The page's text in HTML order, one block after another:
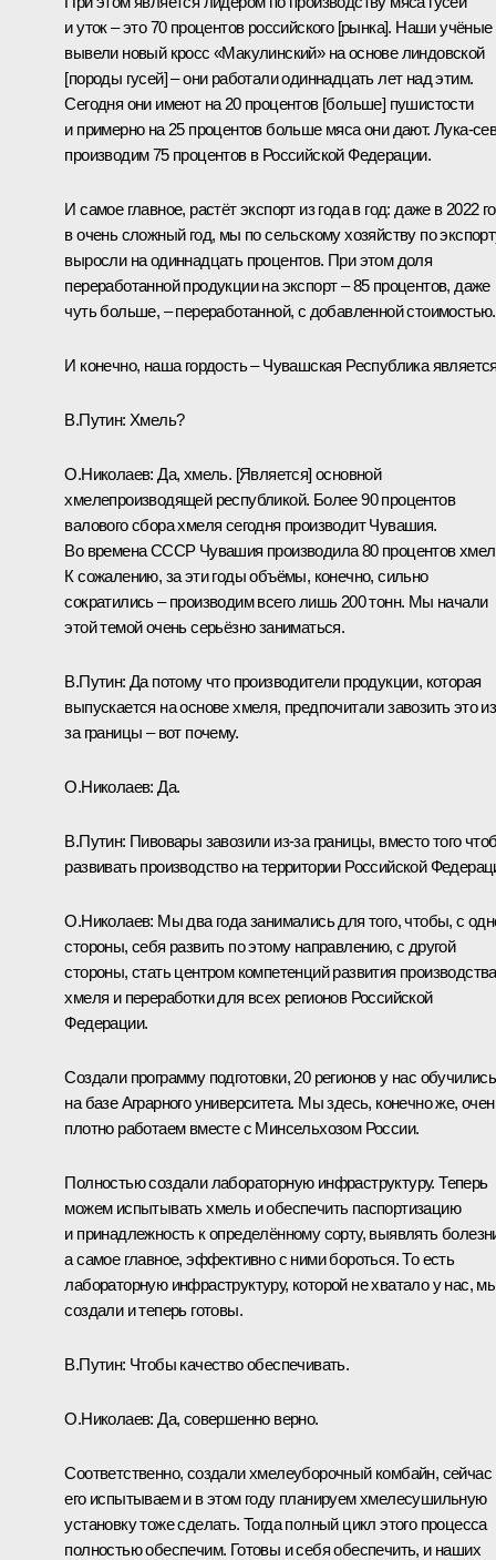
и уток – это 70 процентов российского [рынка]. Наши учёные
вывели новый кросс «Макулинский» на основе линдовской
[породы гусей] – они работали одиннадцать лет над этим.
Сегодня они имеют на 20 процентов [больше] пушистости
и примерно на 25 процентов больше мяса они дают. Лука-
производим 75 процентов в Российской Федерации.
И самое главное, растёт экспорт из года в год: даже в 2022
в очень сложный год, мы по сельскому хозяйству по
выросли на одиннадцать процентов. При этом доля
переработанной продукции на экспорт – 85 процентов, даже
чуть больше, – переработанной, с добавленной стоимостью.
И конечно, наша гордость – Чувашская Республика
В.Путин: Хмель?
О.Николаев: Да, хмель. [Является] основной
хмелепроизводящей республикой. Более 90 процентов
валового сбора хмеля сегодня производит Чувашия.
Во времена СССР Чувашия производила 80 процентов
К сожалению, за эти годы объёмы, конечно, сильно
сократились – производим всего лишь 200 тонн. Мы начали
этой темой очень серьёзно заниматься.
В.Путин: Да потому что производители продукции, которая
выпускается на основе хмеля, предпочитали завозить это
за границы – вот почему.
О.Николаев: Да.
В.Путин: Пивовары завозили из-за границы, вместо того
развивать производство на территории Российской
О.Николаев: Мы два года занимались для того, чтобы, с
стороны, себя развить по этому направлению, с другой
стороны, стать центром компетенций развития производства
хмеля и переработки для всех регионов Российской
Федерации.
Создали программу подготовки, 20 регионов у нас обучились
на базе Аграрного университета. Мы здесь, конечно же,
плотно работаем вместе с Минсельхозом России.
Полностью создали лабораторную инфраструктуру. Теперь
можем испытывать хмель и обеспечить паспортизацию
и принадлежность к определённому сорту, выявлять
а самое главное, эффективно с ними бороться. То есть
лабораторную инфраструктуру, которой не хватало у нас,
создали и теперь готовы.
В.Путин: Чтобы качество обеспечивать.
О.Николаев: Да, совершенно верно.
Соответственно, создали хмелеуборочный комбайн, сейчас
его испытываем и в этом году планируем хмелесушильную
установку тоже сделать. Тогда полный цикл этого процесса
полностью обеспечим. Готовы и себя обеспечить, и наших